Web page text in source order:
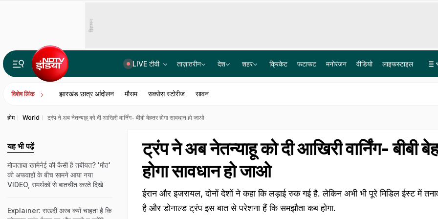
विज्ञापन
LIVE टीवी ताज़ातरीन देश शहर क्रिकेट फटाफट मनोरंजन वीडियो लाइफस्टाइल
विशेष लिंक झारखंड छात्र आंदोलन मौसम सक्सेस स्टोरीज सावन
होम World ट्रंप ने अब नेतन्याहू को दी आखिरी वार्निंग- बीबी बेहतर होगा सावधान हो जाओ
ट्रंप ने अब नेतन्याहू को दी आखिरी वार्निंग- बीबी
होगा सावधान हो जाओ
ईरान और इजरायल, दोनों देशों ने कहा कि लड़ाई रुक गई है. लेकिन अभी भी पूरे मिडिल ईस्ट में
है और डोनाल्ड ट्रंप इस बात से परेशना हैं कि समझौता कब होगा.
यह भी पढ़ें
मोजताबा खामेनेई की कैसी है तबीयत? 'मौत'
की अफवाहों के बीच सामने आया नया
VIDEO, समर्थकों से बातचीत करते द‍िखे
Explainer: सऊदी अरब क्यों चाहता है कि